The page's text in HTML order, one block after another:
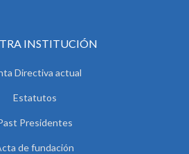
INSTITUCIÓN
Directiva actual
Estatutos
Presidentes
de fundación